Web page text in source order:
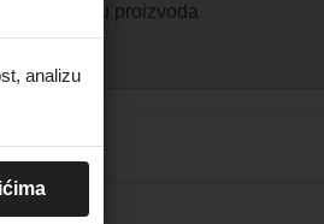
ili kupnju proizvoda
analizu